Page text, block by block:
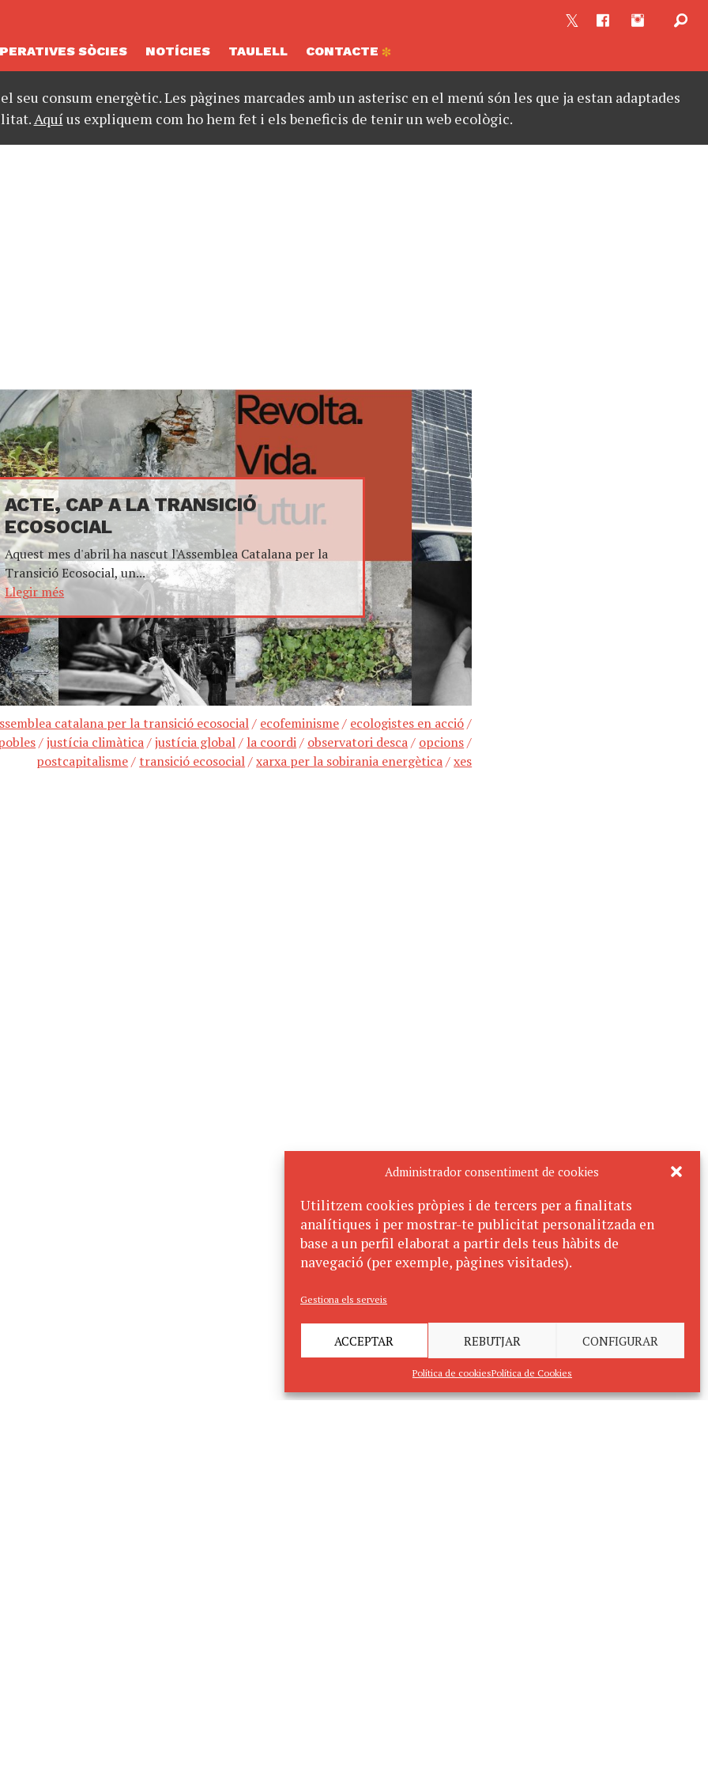
Administrador consentiment de cookies
Utilitzem cookies pròpies i de tercers per a finalitats
analítiques i per mostrar-te publicitat personalitzada en
base a un perfil elaborat a partir dels teus hàbits de
navegació (per exemple, pàgines visitades).
Gestiona els serveis
ACCEPTAR REBUTJAR CONFIGURAR
Política de cookiesPolítica de Cookies
SÒCIES NOTÍCIES TAULELL CONTACTE
consum energètic. Les pàgines marcades amb un asterisc en el menú són les que ja estan adaptades
Aquíus expliquem com ho hem fet i els beneficis de tenir un web ecològic.
ACTE, CAP A LA TRANSICIÓ
ECOSOCIAL
Aquest mes d'abril ha nascut l'Assemblea Catalana per la
Transició Ecosocial, un...
Llegir més
catalana per la transició ecosocial/ ecofeminisme/ ecologistes en acció/
/justícia climàtica/justícia global/ la coordi/ observatori desca/ opcions/
postcapitalisme/transició ecosocial/xarxa per la sobirania energètica/xes